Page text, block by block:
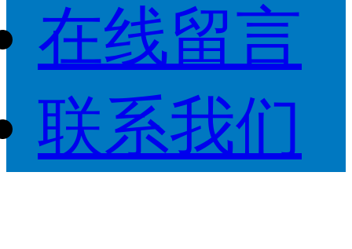
在线留言
联系我们